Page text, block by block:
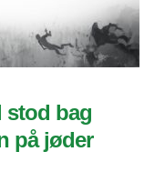
stod bag
på jøder